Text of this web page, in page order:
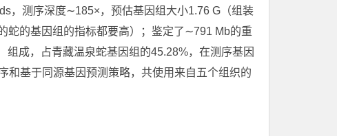
，测序深度∼185×，预估基因组大小1.76 G（组装
蛇的基因组的指标都要高）；鉴定了∼791 Mb的重
成，占青藏温泉蛇基因组的45.28%，在测序基因
和基于同源基因预测策略，共使用来自五个组织的